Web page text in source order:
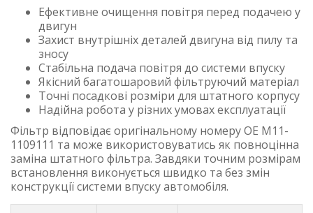
Ефективне очищення повітря перед подачею у
двигун
Захист внутрішніх деталей двигуна від пилу та
зносу
Стабільна подача повітря до системи впуску
Якісний багатошаровий фільтруючий матеріал
Точні посадкові розміри для штатного корпусу
Надійна робота у різних умовах експлуатації
Фільтр відповідає оригінальному номеру OE M11-
1109111 та може використовуватись як повноцінна
заміна штатного фільтра. Завдяки точним розмірам
встановлення виконується швидко та без змін
конструкції системи впуску автомобіля.